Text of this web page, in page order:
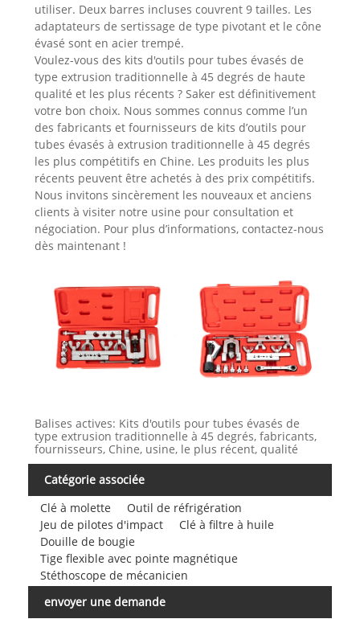
utiliser. Deux barres incluses couvrent 9 tailles. Les
adaptateurs de sertissage de type pivotant et le cône
évasé sont en acier trempé.
Voulez-vous des kits d'outils pour tubes évasés de
type extrusion traditionnelle à 45 degrés de haute
qualité et les plus récents ? Saker est définitivement
votre bon choix. Nous sommes connus comme l’un
des fabricants et fournisseurs de kits d’outils pour
tubes évasés à extrusion traditionnelle à 45 degrés
les plus compétitifs en Chine. Les produits les plus
récents peuvent être achetés à des prix compétitifs.
Nous invitons sincèrement les nouveaux et anciens
clients à visiter notre usine pour consultation et
négociation. Pour plus d’informations, contactez-nous
dès maintenant !
Balises actives: Kits d'outils pour tubes évasés de
type extrusion traditionnelle à 45 degrés, fabricants,
fournisseurs, Chine, usine, le plus récent, qualité
Catégorie associée
Clé à molette
Outil de réfrigération
Jeu de pilotes d'impact
Clé à filtre à huile
Douille de bougie
Tige flexible avec pointe magnétique
Stéthoscope de mécanicien
envoyer une demande